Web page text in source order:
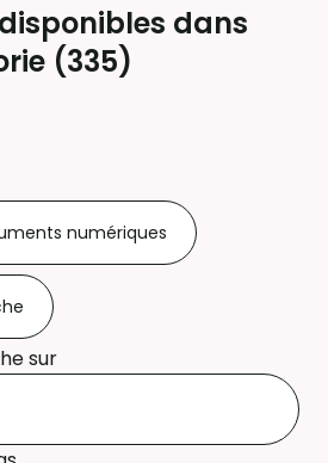
dans
(335)
numériques
sur